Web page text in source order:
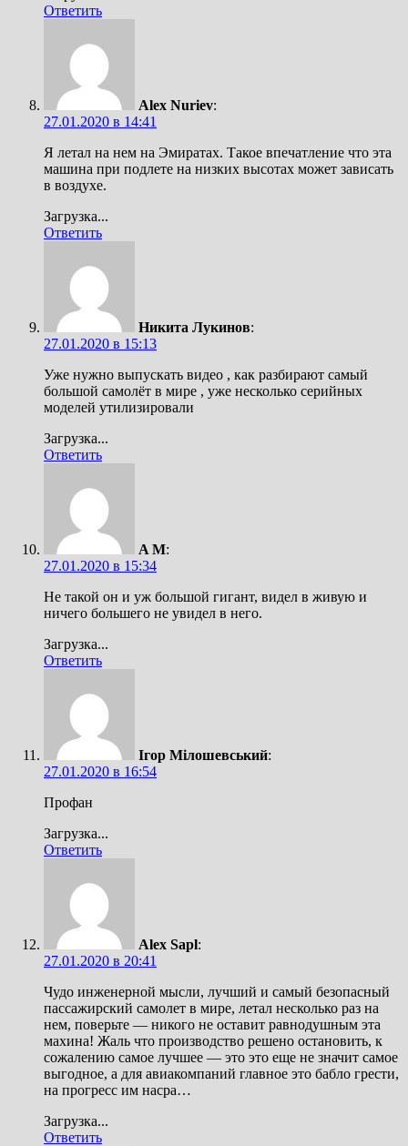
Ответить
Alex Nuriev:
27.01.2020 в 14:41
Я летал на нем на Эмиратах. Такое впечатление что эта
машина при подлете на низких высотах может зависать
в воздухе.
Загрузка...
Ответить
Никита Лукинов:
27.01.2020 в 15:13
Уже нужно выпускать видео , как разбирают самый
большой самолёт в мире , уже несколько серийных
моделей утилизировали
Загрузка...
Ответить
A M:
27.01.2020 в 15:34
Не такой он и уж большой гигант, видел в живую и
ничего большего не увидел в него.
Загрузка...
Ответить
Ігор Мілошевський:
27.01.2020 в 16:54
Профан
Загрузка...
Ответить
Alex Sapl:
27.01.2020 в 20:41
Чудо инженерной мысли, лучший и самый безопасный
пассажирский самолет в мире, летал несколько раз на
нем, поверьте — никого не оставит равнодушным эта
махина! Жаль что производство решено остановить, к
сожалению самое лучшее — это это еще не значит самое
выгодное, а для авиакомпаний главное это бабло грести,
на прогресс им насра…
Загрузка...
Ответить